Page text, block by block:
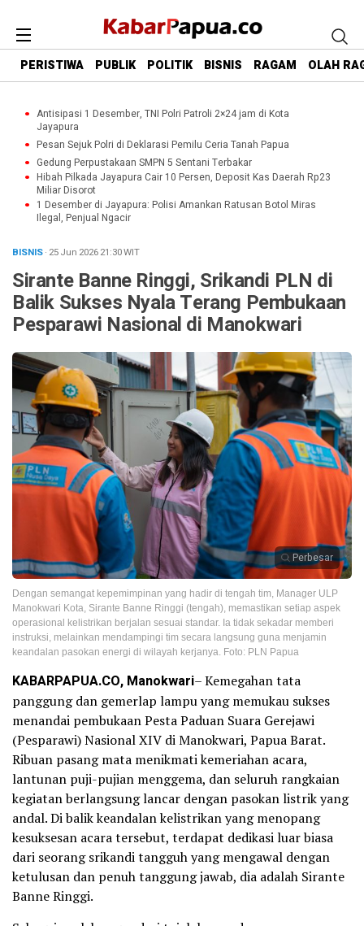
PERISTIWA PUBLIK POLITIK BISNIS RAGAM OLAH
Antisipasi 1 Desember, TNI Polri Patroli 2×24 jam di Kota
Jayapura
Pesan Sejuk Polri di Deklarasi Pemilu Ceria Tanah Papua
Gedung Perpustakaan SMPN 5 Sentani Terbakar
Hibah Pilkada Jayapura Cair 10 Persen, Deposit Kas Daerah Rp23
Miliar Disorot
1 Desember di Jayapura: Polisi Amankan Ratusan Botol Miras
Ilegal, Penjual Ngacir
BISNIS· 25 Jun 202621:30WIT
Sirante Banne Ringgi, Srikandi PLN di
Balik Sukses Nyala Terang Pembukaan
Pesparawi Nasional di Manokwari
Perbesar
Dengan semangat kepemimpinan yang hadir di tengah tim, Manager ULP
Manokwari Kota, Sirante Banne Ringgi (tengah), memastikan setiap aspek
operasional kelistrikan berjalan sesuai standar. Ia tidak sekadar memberi
instruksi, melainkan mendampingi tim secara langsung guna menjamin
keandalan pasokan energi di wilayah kerjanya. Foto: PLN Papua
KABARPAPUA.CO, Manokwari– Kemegahan tata
panggung dan gemerlap lampu yang memukau sukses
menandai pembukaan Pesta Paduan Suara Gerejawi
(Pesparawi) Nasional XIV di Manokwari, Papua Barat.
Ribuan pasang mata menikmati kemeriahan acara,
lantunan puji-pujian menggema, dan seluruh rangkaian
kegiatan berlangsung lancar dengan pasokan listrik yang
andal. Di balik keandalan kelistrikan yang menopang
kesuksesan acara tersebut, terdapat dedikasi luar biasa
dari seorang srikandi tangguh yang mengawal dengan
ketulusan dan penuh tanggung jawab, dia adalah Sirante
Banne Ringgi.